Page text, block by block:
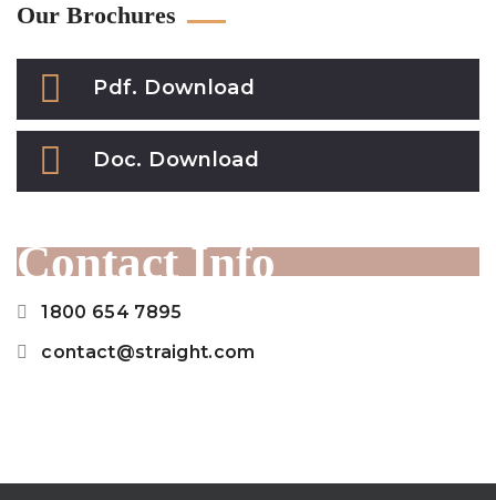
Our Brochures
Pdf. Download
Doc. Download
Contact Info
1800 654 7895
contact@straight.com